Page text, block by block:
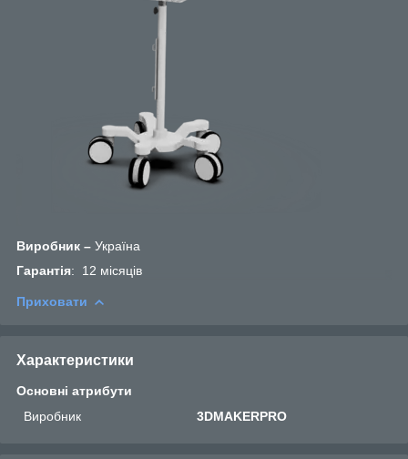
Виробник – Україна
Гарантія: 12 місяців
Приховати
Характеристики
Основні атрибути
Виробник
3DMAKERPRO